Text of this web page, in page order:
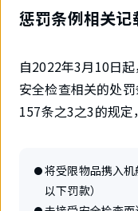
惩罚条例相关记
自2022年3月10日
安全检查相关的处
157条之3之3的规定
将受限物品携入
以下罚款）